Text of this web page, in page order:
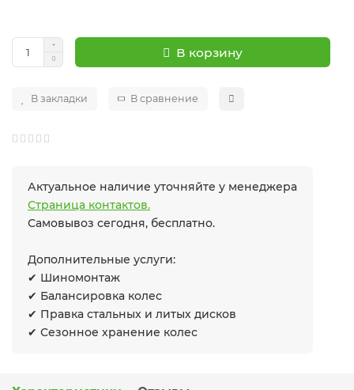
В корзину
В закладки В сравнение
Актуальное наличие уточняйте у менеджера
Страница контактов.
Самовывоз сегодня, бесплатно.
Дополнительные услуги:
✔ Шиномонтаж
✔ Балансировка колес
✔ Правка стальных и литых дисков
✔ Сезонное хранение колес